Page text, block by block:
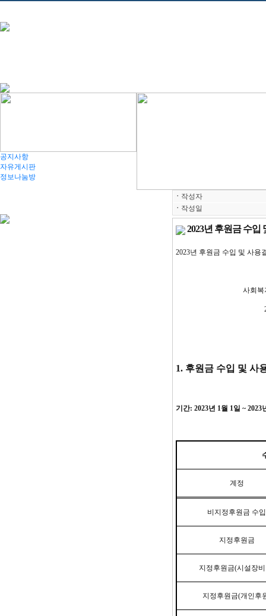
공지사항
자유게시판
정보나눔방
ㆍ 작성자
ㆍ 작성일
2023년 후원금 수입
2023년 후원금 수입 및 사용
사회복
1. 후원금 수입 및 사
기간: 2023년 1월 1일 ~ 2023
계정
비지정후원금 수입
지정후원금
지정후원금(시설장
지정후원금(개인후